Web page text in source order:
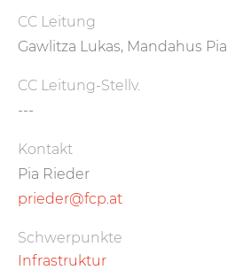
CC Leitung
Gawlitza Lukas, Mandahus Pia
CC Leitung-Stellv.
---
Kontakt
Pia Rieder
prieder@fcp.at
Schwerpunkte
Infrastruktur